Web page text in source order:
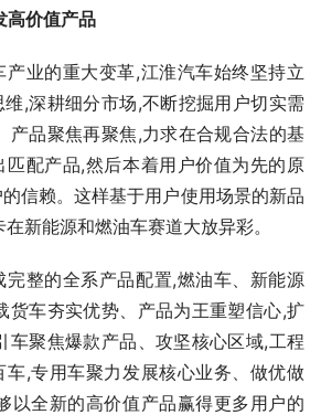
高价值产品
业的重大变革,江淮汽车始终坚持立
,深耕细分市场,不断挖掘用户切实需
产品聚焦再聚焦,力求在合规合法的基
匹配产品,然后本着用户价值为先的原
信赖。这样基于用户使用场景的新品
新能源和燃油车赛道大放异彩。
完整的全系产品配置,燃油车、新能源
货车夯实优势、产品为王重塑信心,扩
车聚焦爆款产品、攻坚核心区域,工程
车,专用车聚力发展核心业务、做优做
以全新的高价值产品赢得更多用户的